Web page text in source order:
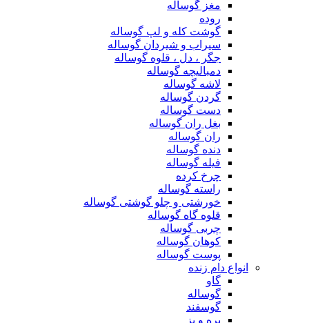
مغز گوساله
روده
گوشت کله و لپ گوساله
سیراب و شیردان گوساله
جگر ، دل ، قلوه گوساله
دمبالیچه گوساله
لاشه گوساله
گردن گوساله
دست گوساله
بغل ران گوساله
ران گوساله
دنده گوساله
فیله گوساله
چرخ کرده
راسته گوساله
خورشتی و چلو گوشتی گوساله
قلوه گاه گوساله
چربی گوساله
کوهان گوساله
پوست گوساله
انواع دام زنده
گاو
گوساله
گوسفند
بره و بز